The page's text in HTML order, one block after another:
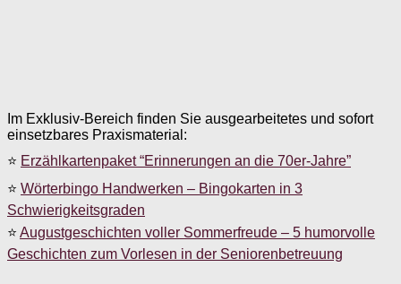
Im Exklusiv-Bereich finden Sie ausgearbeitetes und sofort
einsetzbares Praxismaterial:
⭐ Erzählkartenpaket “Erinnerungen an die 70er-Jahre”
⭐ Wörterbingo Handwerken – Bingokarten in 3
Schwierigkeitsgraden
⭐ Augustgeschichten voller Sommerfreude – 5 humorvolle
Geschichten zum Vorlesen in der Seniorenbetreuung